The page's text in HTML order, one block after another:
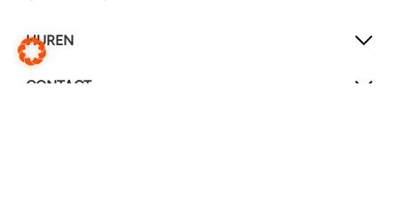
HUREN
CONTACT